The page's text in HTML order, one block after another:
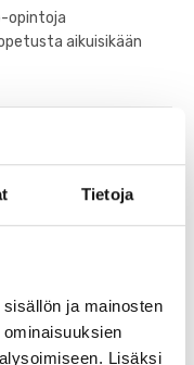
Tietoja
ja mainosten
Lisäksi
opintoja
aikuisikään
jouluun